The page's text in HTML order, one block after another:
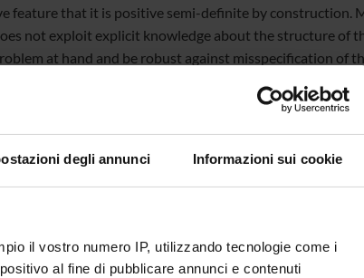
degli annunci Informazioni sui cookie
il vostro numero IP, utilizzando tecnologie come i
al fine di pubblicare annunci e contenuti
feature that it is positive semi-definite by construction.
not exploit explicit knowledge about the structure of
at hand and be robust against misspecification of
sampling errors inherent in high-frequency estimation
in a Monte Carlo study, while some initial